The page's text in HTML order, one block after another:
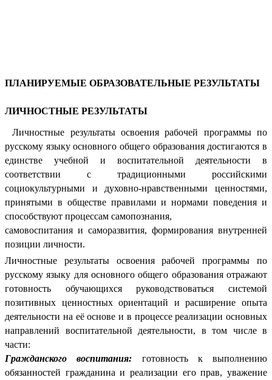
ПЛАНИРУЕМЫЕ ОБРАЗОВАТЕЛЬНЫЕ РЕЗУЛЬТАТЫ
ЛИЧНОСТНЫЕ РЕЗУЛЬТАТЫ
Личностные результаты освоения рабочей программы по
русскому языку основного общего образования достигаются в
единстве учебной и воспитательной деятельности в
соответствии с традиционными российскими
социокультурными и духовно-нравственными ценностями,
принятыми в обществе правилами и нормами поведения и
способствуют процессам самопознания,
самовоспитания и саморазвития, формирования внутренней
позиции личности.
Личностные результаты освоения рабочей программы по
русскому языку для основного общего образования отражают
готовность обучающихся руководствоваться системой
позитивных ценностных ориентаций и расширение опыта
деятельности на её основе и в процессе реализации основных
направлений воспитательной деятельности, в том числе в
части:
Гражданского воспитания: готовность к выполнению
обязанностей гражданина и реализации его прав, уважение